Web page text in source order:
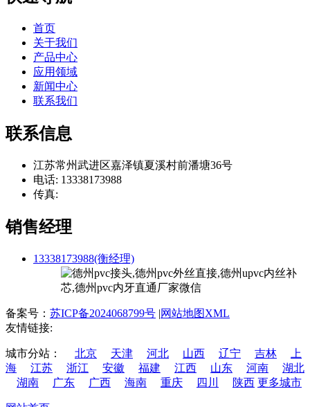
首页
关于我们
产品中心
应用领域
新闻中心
联系我们
联系信息
江苏常州武进区嘉泽镇夏溪村前潘塘36号
电话: 13338173988
传真:
销售经理
13338173988(衡经理)
备案号： 苏ICP备2024068799号 |网站地图XML
友情链接:
城市分站： 北京 天津 河北 山西 辽宁 吉林
上
海
江苏 浙江 安徽 福建 江西 山东 河南
湖北
湖南
广东 广西 海南 重庆 四川 陕西 更多城市